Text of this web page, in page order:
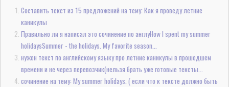
Составить текст из 15 предложений на тему: Как я проведу летние
каникулы
Правильно ли я написал это сочинение по англуHow I spent my summer
holidaysSummer - the holidays. My favorite season...
нужен текст по английскому языку про летние каникулы в прошедшем
времени и не через перевозчик(нельзя брать уже готовые тексты...
сочинение на тему: My summer holidays. ( если что к тексте должно быть